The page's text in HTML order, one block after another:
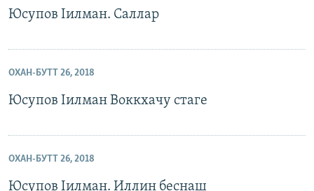
Юсупов Iилман. Саллар
ОХАН-БУТТ 26, 2018
Юсупов Iилман Воккхачу стаге
ОХАН-БУТТ 26, 2018
Юсупов Iилман. Иллин беснаш